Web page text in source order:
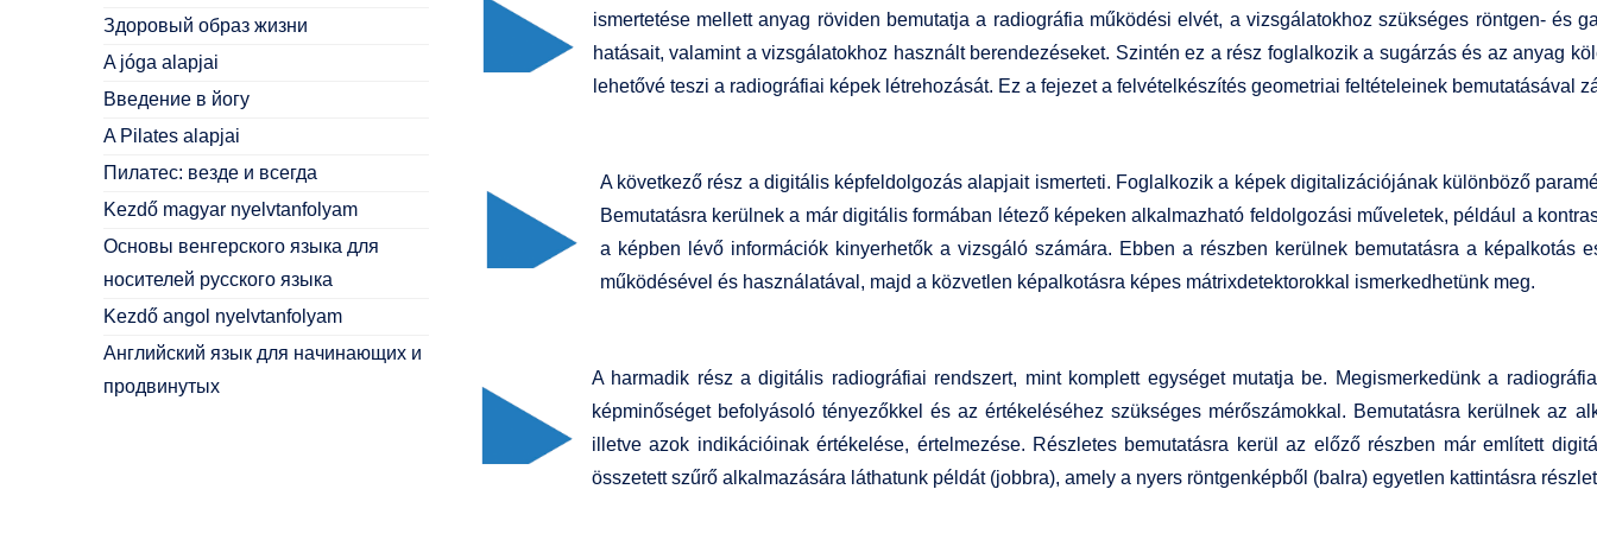
ismertetése mellett anyag röviden bemutatja a radiográfia működési elvét, a vizsgálatokhoz szükséges röntgen- és
hatásait, valamint a vizsgálatokhoz használt berendezéseket. Szintén ez a rész foglalkozik a sugárzás és az anyag
lehetővé teszi a radiográfiai képek létrehozását. Ez a fejezet a felvételkészítés geometriai feltételeinek bemutatásával
A következő rész a digitális képfeldolgozás alapjait ismerteti. Foglalkozik a képek digitalizációjának különböző
Bemutatásra kerülnek a már digitális formában létező képeken alkalmazható feldolgozási műveletek, például a
a képben lévő információk kinyerhetők a vizsgáló számára. Ebben a részben kerülnek bemutatásra a képalkotás
működésével és használatával, majd a közvetlen képalkotásra képes mátrixdetektorokkal ismerkedhetünk meg.
A harmadik rész a digitális radiográfiai rendszert, mint komplett egységet mutatja be. Megismerkedünk a
képminőséget befolyásoló tényezőkkel és az értékeléséhez szükséges mérőszámokkal. Bemutatásra kerülnek az
illetve azok indikációinak értékelése, értelmezése. Részletes bemutatásra kerül az előző részben már említett
összetett szűrő alkalmazására láthatunk példát (jobbra), amely a nyers röntgenképből (balra) egyetlen kattintásra
Здоровый образ жизни
A jóga alapjai
Введение в йогу
A Pilates alapjai
Пилатес: везде и всегда
Kezdő magyar nyelvtanfolyam
Основы венгерского языка для
носителей русского языка
Kezdő angol nyelvtanfolyam
Английский язык для начинающих и
продвинутых